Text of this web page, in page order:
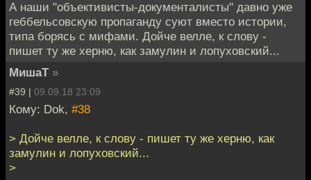
А наши "объективисты-документалисты" давно уже
геббельсовскую пропаганду суют вместо истории,
типа борясь с мифами. Дойче велле, к слову -
пишет ту же херню, как замулин и лопуховский...
МишаТ »
#39 | 09.09.18 23:09
Кому: Dok, #38
> Дойче велле, к слову - пишет ту же херню, как
замулин и лопуховский...
>